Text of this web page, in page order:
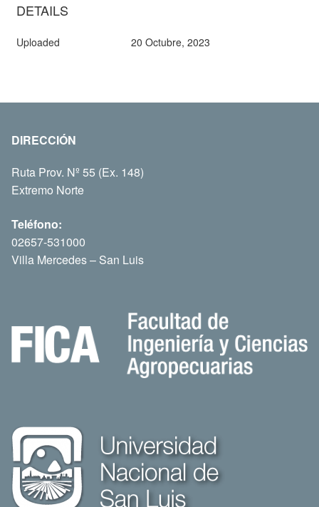
DETAILS
Uploaded 20 Octubre, 2023
DIRECCIÓN
Ruta Prov. Nº 55 (Ex. 148)
Extremo Norte
Teléfono:
02657-531000
Villa Mercedes – San Luis